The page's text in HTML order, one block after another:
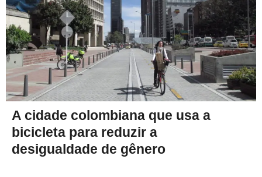
A cidade colombiana que usa a
bicicleta para reduzir a
desigualdade de gênero